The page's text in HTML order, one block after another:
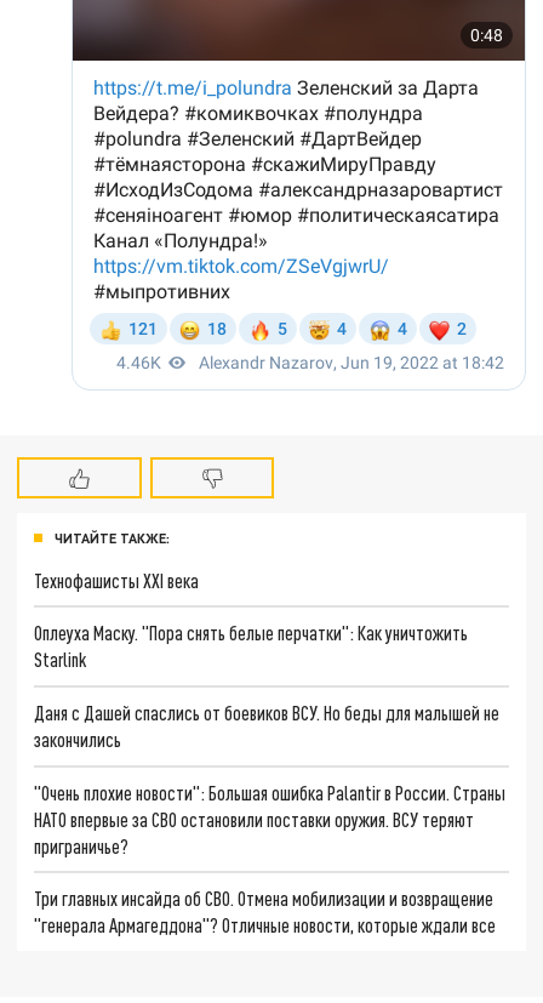
ЧИТАЙТЕ ТАКЖЕ:
Технофашисты XXI века
Оплеуха Маску. "Пора снять белые перчатки": Как уничтожить
Starlink
Даня с Дашей спаслись от боевиков ВСУ. Но беды для малышей не
закончились
"Очень плохие новости": Большая ошибка Palantir в России. Страны
НАТО впервые за СВО остановили поставки оружия. ВСУ теряют
приграничье?
Три главных инсайда об СВО. Отмена мобилизации и возвращение
"генерала Армагеддона"? Отличные новости, которые ждали все